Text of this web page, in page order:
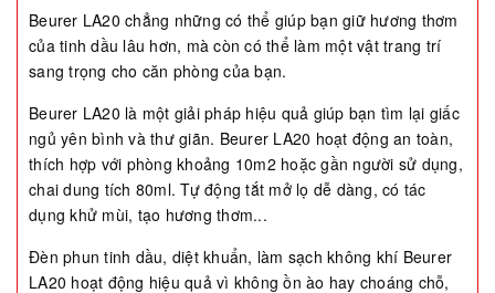
Beurer LA20 chẳng những có thể giúp bạn giữ hương thơm
của tinh dầu lâu hơn, mà còn có thể làm một vật trang trí
sang trọng cho căn phòng của bạn.
Beurer LA20 là một giải pháp hiệu quả giúp bạn tìm lại giấc
ngủ yên bình và thư giãn. Beurer LA20 hoạt động an toàn,
thích hợp với phòng khoảng 10m2 hoặc gần người sử dụng,
chai dung tích 80ml. Tự động tắt mở lọ dễ dàng, có tác
dụng khử mùi, tạo hương thơm...
Đèn phun tinh dầu, diệt khuẩn, làm sạch không khí Beurer
LA20 hoạt động hiệu quả vì không ồn ào hay choáng chỗ,